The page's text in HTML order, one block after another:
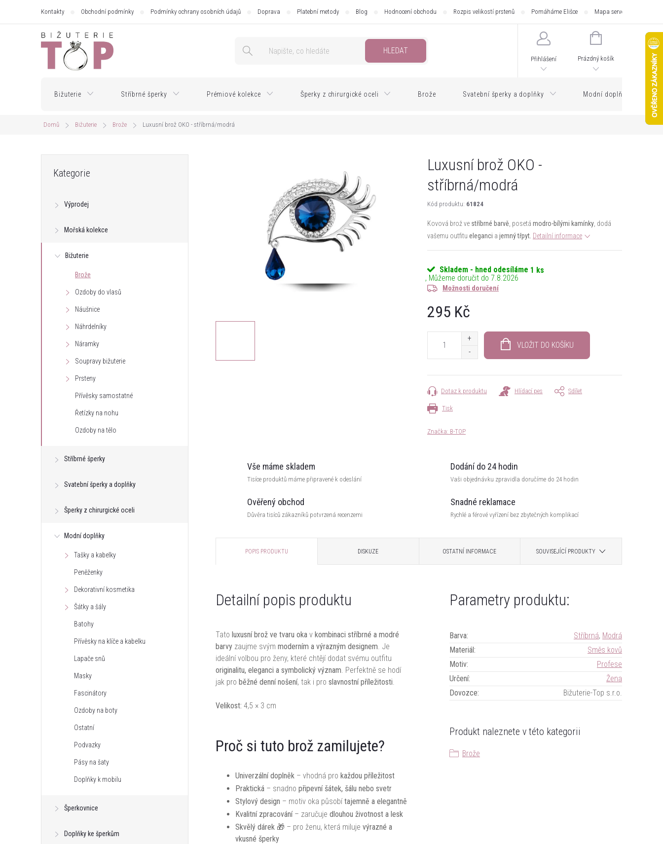
Kontakty Obchodní podmínky Podmínky ochrany osobních údajů Doprava Platební metody Blog Hodnocení obchodu Rozpis velikostí prstenů Pomáháme Elišce Mapa serveru
HLEDAT
Přihlášení
NÁKUPNÍ
Prázdný košík
Bižuterie Stříbrné šperky Prémiové kolekce Šperky z chirurgické oceli Brože Svatební šperky a doplňky Modní doplňky
Domů Bižuterie Brože Luxusní brož OKO - stříbrná/modrá
t
kategorie
Kategorie
Výprodej
Mořská kolekce
Bižuterie
Brože
Ozdoby do vlasů
Náušnice
Náhrdelníky
Náramky
Soupravy bižuterie
Prsteny
Přívěsky samostatné
Řetízky na nohu
Ozdoby na tělo
Stříbrné šperky
Svatební šperky a doplňky
Šperky z chirurgické oceli
Modní doplňky
Tašky a kabelky
Peněženky
Dekorativní kosmetika
Šátky a šály
Batohy
Přívěsky na klíče a kabelku
Lapače snů
Masky
Fascinátory
Ozdoby na boty
Ostatní
Podvazky
Pásy na šaty
Doplňky k mobilu
Šperkovnice
Doplňky ke šperkům
Luxusní brož OKO -
stříbrná/modrá
Kód produktu: 61824
Kovová brož ve stříbrné barvě , posetá modro-bílými kamínky , dodá
vašemu outfitu eleganci a jemný třpyt. Detailní informace
Skladem - hned odesíláme 1 ks
7.8.2026
Možnosti doručení
295 Kč
VLOŽIT DO KOŠÍKU
Tisk
Dotaz k produktu Hlídací pes Sdílet
Značka: B-TOP
Vše máme skladem
Tisíce produktů máme připravené k odeslání
Dodání do 24 hodin
Vaši objednávku zpravidla doručíme do 24 hodin
Ověřený obchod
Důvěra tisíců zákazníků potvrzená recenzemi
Snadné reklamace
Rychlé a férové vyřízení bez zbytečných komplikací
POPIS PRODUKTU DISKUZE OSTATNÍ INFORMACE SOUVISEJÍCÍ PRODUKTY
Detailní popis produktu
Tato luxusní brož ve tvaru oka v kombinaci stříbrné a modré
barvy zaujme svým moderním a výrazným designem . Je
ideální volbou pro ženy, které chtějí dodat svému outfitu
originalitu, eleganci a symbolický význam . Perfektně se hodí
jak pro běžné denní nošení, tak i pro slavnostní příležitosti
Velikost: 4,5 × 3 cm
Proč si tuto brož zamilujete?
Univerzální doplněk – vhodná pro každou příležitost
Praktická – snadno připevní šátek, šálu nebo svetr
Stylový design – motiv oka působítajemně a elegantně
Kvalitní zpracování– zaručuje dlouhou životnost a lesk
Skvělý dárek 🎁 – pro ženu, která miluje výrazné a
vkusné šperky
Parametry produktu:
Barva: Stříbrná, Modrá
Materiál:
Směs kovů
Motiv:
Profese
Určení:
Žena
Dovozce: Bižuterie-Top s.r.o.
Produkt naleznete v této kategorii
Brože